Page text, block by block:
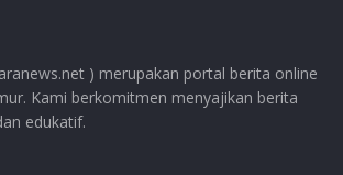
) merupakan portal berita online
Kami berkomitmen menyajikan berita
edukatif.